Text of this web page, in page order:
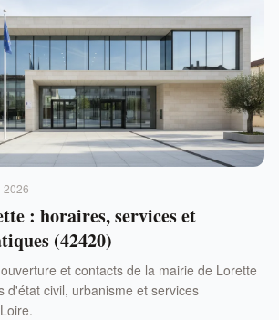
2026
: horaires, services et
(42420)
et contacts de la mairie de Lorette
d'état civil, urbanisme et services